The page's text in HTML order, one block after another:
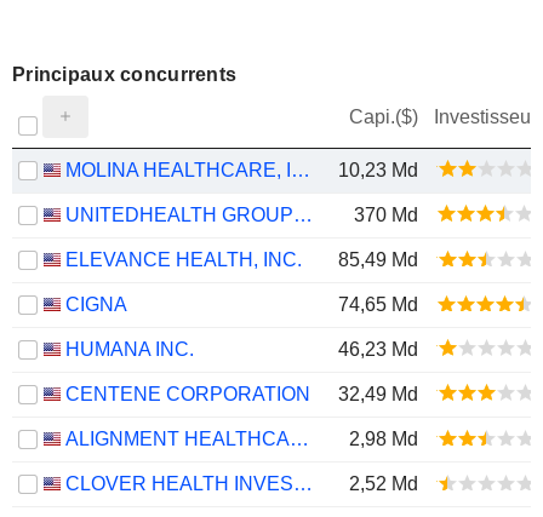
Principaux concurrents
Capi.($) Investisseur
MOLINA HEALTHCARE, INC. 10,23 Md
UNITEDHEALTH GROUP INC. 370 Md
ELEVANCE HEALTH, INC. 85,49 Md
CIGNA 74,65 Md
HUMANA INC. 46,23 Md
CENTENE CORPORATION 32,49 Md
ALIGNMENT HEALTHCARE, INC. 2,98 Md
CLOVER HEALTH INVESTMENTS, CORP. 2,52 Md